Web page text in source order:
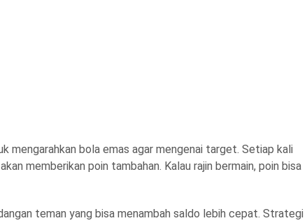
mengarahkan bola emas agar mengenai target. Setiap kali
memberikan poin tambahan. Kalau rajin bermain, poin bisa
teman yang bisa menambah saldo lebih cepat. Strategi